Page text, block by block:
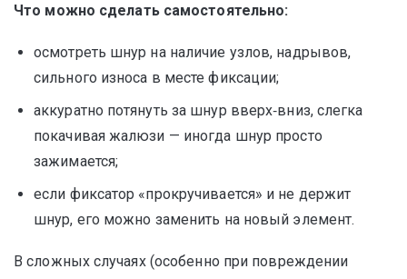
Что можно сделать самостоятельно:
осмотреть шнур на наличие узлов, надрывов,
сильного износа в месте фиксации;
аккуратно потянуть за шнур вверх‑вниз, слегка
покачивая жалюзи — иногда шнур просто
зажимается;
если фиксатор «прокручивается» и не держит
шнур, его можно заменить на новый элемент.
В сложных случаях (особенно при повреждении